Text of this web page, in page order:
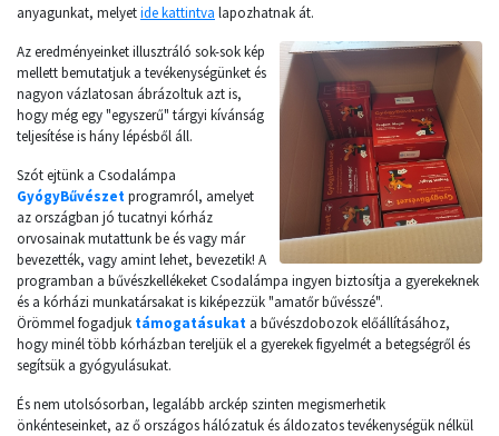
anyagunkat, melyetide kattintva lapozhatnak át.
Az eredményeinket illusztráló sok-sok kép
mellett bemutatjuk a tevékenységünket és
nagyon vázlatosan ábrázoltuk azt is,
hogy még egy "egyszerű" tárgyi kívánság
teljesítése is hány lépésből áll.
Szót ejtünk a Csodalámpa
GyógyBűvészetprogramról, amelyet
az országban jó tucatnyi kórház
orvosainak mutattunk be és vagy már
bevezették, vagy amint lehet, bevezetik! A
programban a bűvészkellékeket Csodalámpa ingyen biztosítja a gyerekeknek
és a kórházi munkatársakat is kiképezzük "amatőr bűvésszé".
Örömmel fogadjuk támogatásukat a bűvészdobozok előállításához,
hogy minél több kórházban tereljük el a gyerekek figyelmét a betegségről és
segítsük a gyógyulásukat.
És nem utolsósorban, legalább arckép szinten megismerhetik
önkénteseinket, az ő országos hálózatuk és áldozatos tevékenységük nélkül